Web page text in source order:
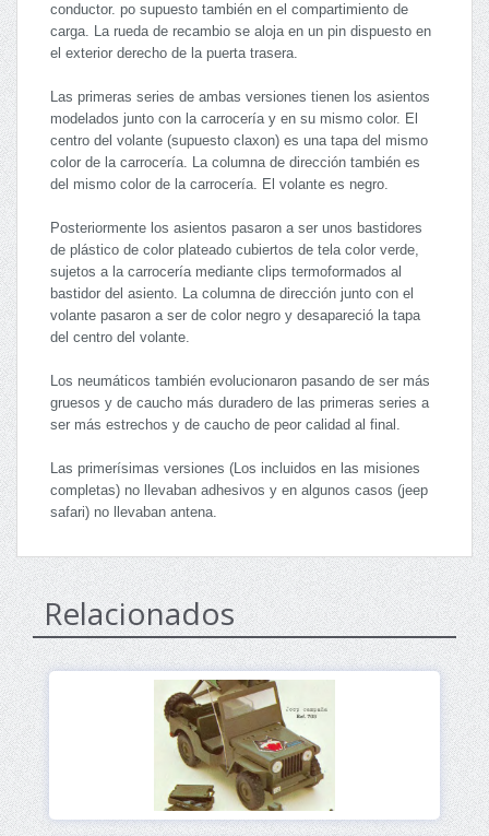
conductor. po supuesto también en el compartimiento de
carga. La rueda de recambio se aloja en un pin dispuesto en
el exterior derecho de la puerta trasera.
Las primeras series de ambas versiones tienen los asientos
modelados junto con la carrocería y en su mismo color. El
centro del volante (supuesto claxon) es una tapa del mismo
color de la carrocería. La columna de dirección también es
del mismo color de la carrocería. El volante es negro.
Posteriormente los asientos pasaron a ser unos bastidores
de plástico de color plateado cubiertos de tela color verde,
sujetos a la carrocería mediante clips termoformados al
bastidor del asiento. La columna de dirección junto con el
volante pasaron a ser de color negro y desapareció la tapa
del centro del volante.
Los neumáticos también evolucionaron pasando de ser más
gruesos y de caucho más duradero de las primeras series a
ser más estrechos y de caucho de peor calidad al final.
Las primerísimas versiones (Los incluidos en las misiones
completas) no llevaban adhesivos y en algunos casos (jeep
safari) no llevaban antena.
Relacionados
Ver